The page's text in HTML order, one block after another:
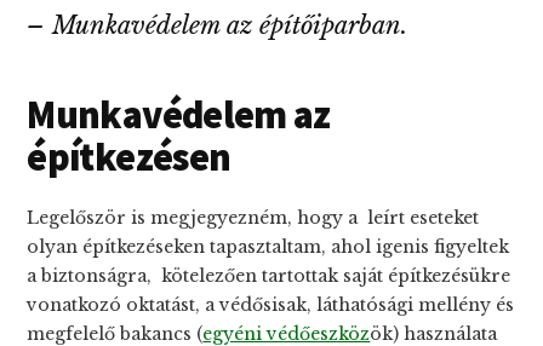
– Munkavédelem az építőiparban.
Munkavédelem az
építkezésen
Legelőször is megjegyezném, hogy a leírt eseteket
olyan építkezéseken tapasztaltam, ahol igenis figyeltek
a biztonságra, kötelezően tartottak saját építkezésükre
vonatkozó oktatást, a védősisak, láthatósági mellény és
megfelelő bakancs (egyéni védőeszközök) használata